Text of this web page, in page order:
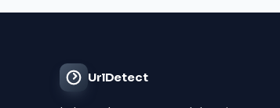
UrlDetect